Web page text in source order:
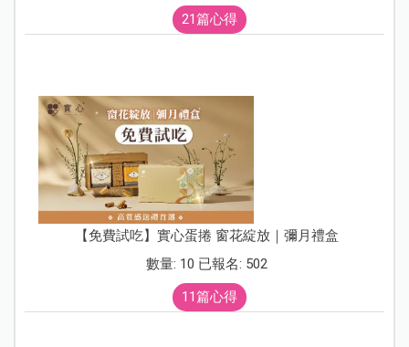
21篇心得
【免費試吃】實心蛋捲 窗花綻放｜彌月禮盒
數量: 10 已報名: 502
11篇心得